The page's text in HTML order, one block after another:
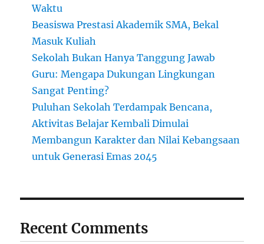
Waktu
Beasiswa Prestasi Akademik SMA, Bekal
Masuk Kuliah
Sekolah Bukan Hanya Tanggung Jawab
Guru: Mengapa Dukungan Lingkungan
Sangat Penting?
Puluhan Sekolah Terdampak Bencana,
Aktivitas Belajar Kembali Dimulai
Membangun Karakter dan Nilai Kebangsaan
untuk Generasi Emas 2045
Recent Comments